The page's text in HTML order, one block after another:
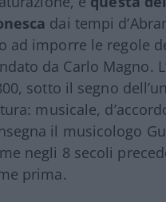
dai tempi
ad imporre le regole
da Carlo Magno.
sotto il segno
musicale,
il musicologo
negli 8 secoli
prima.